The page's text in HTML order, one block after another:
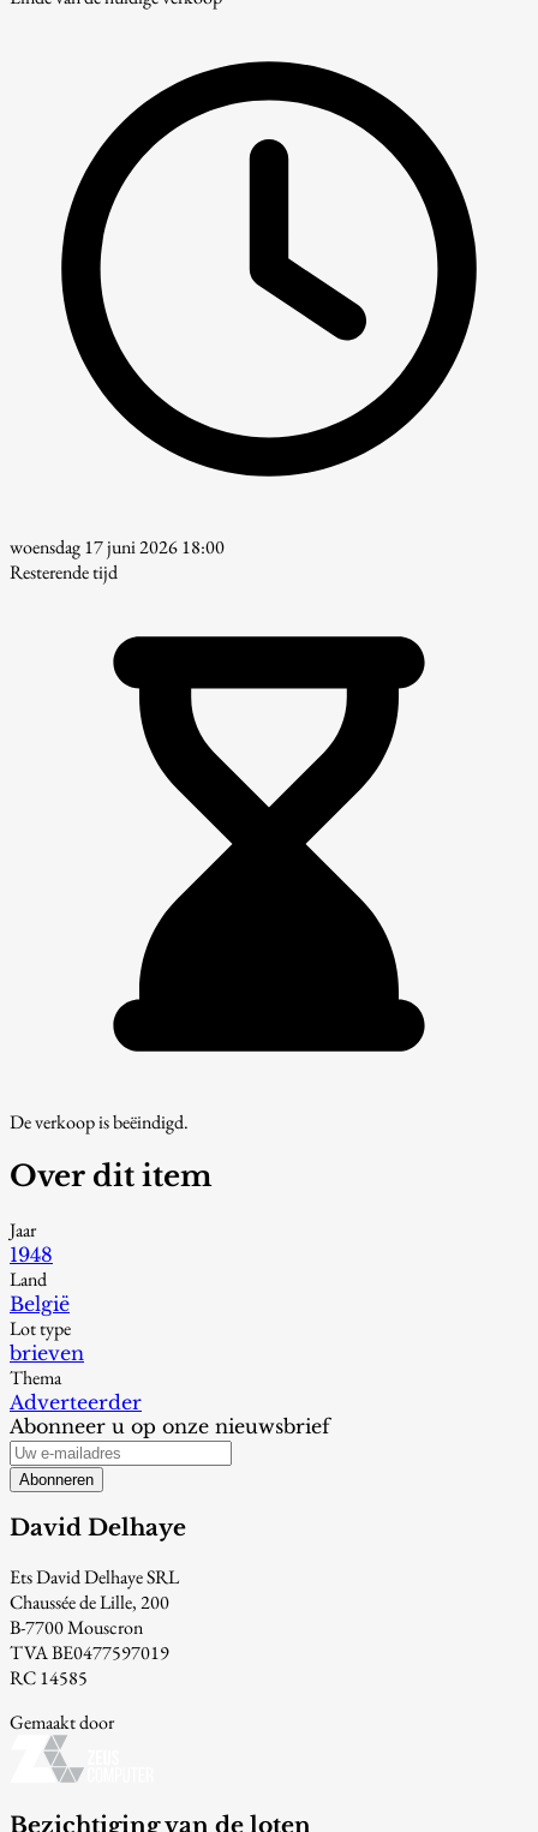
woensdag 17 juni 2026 18:00
Resterende tijd
De verkoop is beëindigd.
Over dit item
Jaar
1948
Land
België
Lot type
brieven
Thema
Adverteerder
Abonneer u op onze nieuwsbrief
Abonneren
David Delhaye
Ets David Delhaye SRL
Chaussée de Lille, 200
B-7700 Mouscron
TVA BE0477597019
RC 14585
Gemaakt door
Bezichtiging van de loten